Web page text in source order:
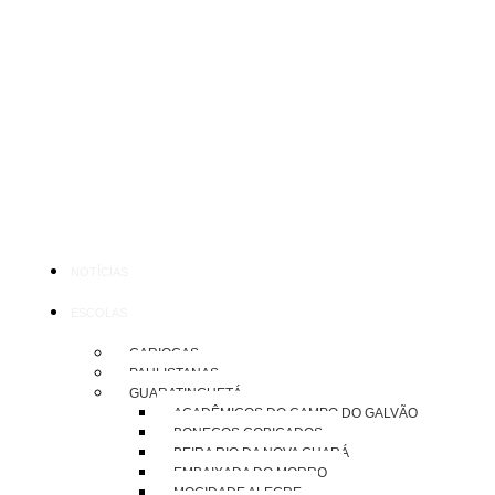
CARIOCAS
PAULISTANAS
GUARATINGUETÁ
ACADÊMICOS DO CAMPO DO GALVÃO
BONECOS COBIÇADOS
BEIRA RIO DA NOVA GUARÁ
EMBAIXADA DO MORRO